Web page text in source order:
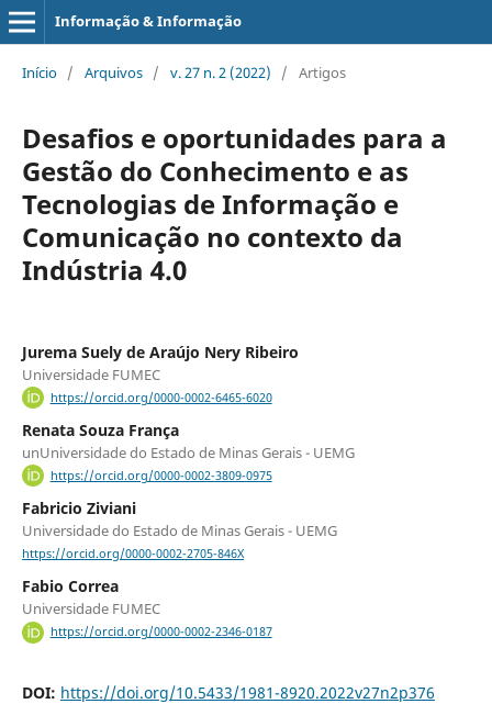
Informação & Informação
Início / Arquivos / v. 27 n. 2 (2022) / Artigos
Desafios e oportunidades para a
Gestão do Conhecimento e as
Tecnologias de Informação e
Comunicação no contexto da
Indústria 4.0
Jurema Suely de Araújo Nery Ribeiro
Universidade FUMEC
https://orcid.org/0000-0002-6465-6020
Renata Souza França
unUniversidade do Estado de Minas Gerais - UEMG
https://orcid.org/0000-0002-3809-0975
Fabricio Ziviani
Universidade do Estado de Minas Gerais - UEMG
https://orcid.org/0000-0002-2705-846X
Fabio Correa
Universidade FUMEC
https://orcid.org/0000-0002-2346-0187
DOI: https://doi.org/10.5433/1981-8920.2022v27n2p376